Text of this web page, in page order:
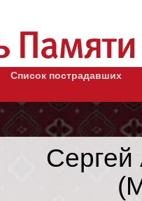
Список пострадавших
Сергей